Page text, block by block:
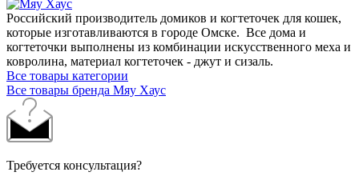
Российский производитель домиков и когтеточек для кошек,
которые изготавливаются в городе Омске. Все дома и
когтеточки выполнены из комбинации искусственного меха и
ковролина, материал когтеточек - джут и сизаль.
Все товары категории
Все товары бренда Мяу Хаус
Требуется консультация?